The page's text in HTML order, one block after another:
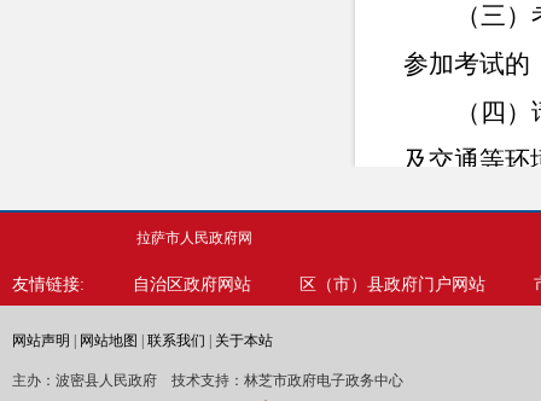
（三
参加考试的
（四
及交通等环
（联系
拉萨市人民政府网
友情链接: 自治区政府网站 区（市）县政府门户网站
网站声明 网站地图 联系我们 关于本站
主办：波密县人民政府 技术支持：林芝市政府电子政务中心